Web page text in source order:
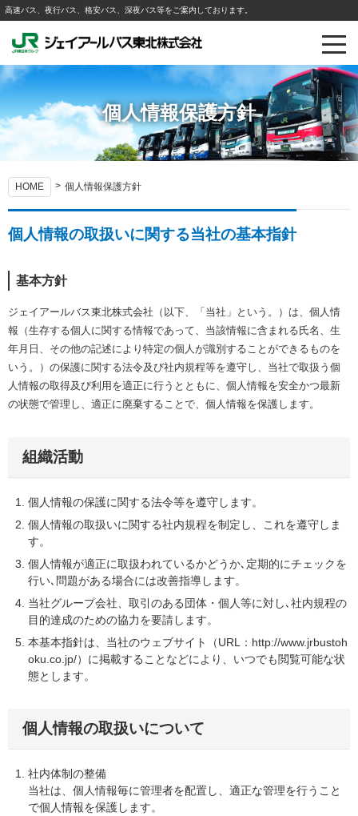
高速バス、夜行バス、格安バス、深夜バス等をご案内しております。
個人情報保護方針
HOME 個人情報保護方針
個人情報の取扱いに関する当社の基本指針
基本方針
ジェイアールバス東北株式会社（以下、「当社」という。）は、個人情
報（生存する個人に関する情報であって、当該情報に含まれる氏名、生
年月日、その他の記述により特定の個人が識別することができるものを
いう。）の保護に関する法令及び社内規程等を遵守し、当社で取扱う個
人情報の取得及び利用を適正に行うとともに、個人情報を安全かつ最新
の状態で管理し、適正に廃棄することで、個人情報を保護します。
組織活動
個人情報の保護に関する法令等を遵守します。
個人情報の取扱いに関する社内規程を制定し、これを遵守しま
す。
個人情報が適正に取扱われているかどうか､定期的にチェックを
行い､問題がある場合には改善指導します。
当社グループ会社、取引のある団体・個人等に対し､社内規程の
目的達成のための協力を要請します。
本基本指針は、当社のウェブサイト（URL：http://www.jrbustoh
oku.co.jp/）に掲載することなどにより、いつでも閲覧可能な状
態とします。
個人情報の取扱いについて
社内体制の整備
当社は、個人情報毎に管理者を配置し、適正な管理を行うこと
で個人情報を保護します。